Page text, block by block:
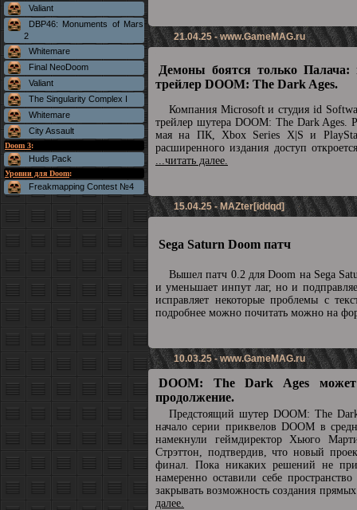
Valiant
DBP46: Monuments of Mars
2
Whitemare
Final NeoDoom
Valiant
The Singularity Complex I
Whitemare
City Assault
Doom 3:
Huds Pack
Уровни для Doom:
Freakmapping Contest №4
21.04.25 -www.GameMAG.ru
Демоны боятся только Палача:
трейлер DOOM: The Dark Ages.
Компания Microsoft и студия id
трейлер шутера DOOM: The Dark Ages.
мая на ПК, Xbox Series X|S и
расширенного издания доступ
...читать далее.
15.04.25 - MAZter[iddqd]
Sega Saturn Doom патч
Вышел патч 0.2 для Doom на Sega
и уменьшает инпут лаг, но и
исправляет некоторые проблемы с
подробнее можно почитать можно на
10.03.25 -www.GameMAG.ru
DOOM: The Dark Ages может
продолжение.
Предстоящий шутер DOOM: The
начало серии приквелов DOOM в
намекнули геймдиректор Хьюго
Стрэттон, подтвердив, что новый
финал. Пока никаких решений не
намеренно оставили себе
закрывать возможность создания
далее.